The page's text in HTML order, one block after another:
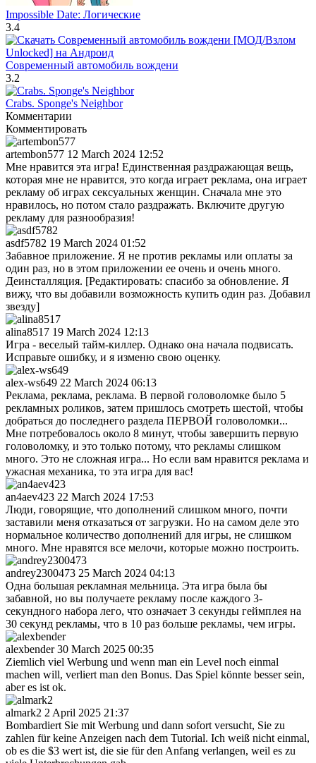
Impossible Date: Логические
3.4
Современный автомобиль вождени
3.2
Crabs. Sponge's Neighbor
Комментарии
Комментировать
artembon577 12 March 2024 12:52
Мне нравится эта игра! Единственная раздражающая вещь,
которая мне не нравится, это когда играет реклама, она играет
рекламу об играх сексуальных женщин. Сначала мне это
нравилось, но потом стало раздражать. Включите другую
рекламу для разнообразия!
asdf5782 19 March 2024 01:52
Забавное приложение. Я не против рекламы или оплаты за
один раз, но в этом приложении ее очень и очень много.
Деинсталляция. [Редактировать: спасибо за обновление. Я
вижу, что вы добавили возможность купить один раз. Добавил
звезду]
alina8517 19 March 2024 12:13
Игра - веселый тайм-киллер. Однако она начала подвисать.
Исправьте ошибку, и я изменю свою оценку.
alex-ws649 22 March 2024 06:13
Реклама, реклама, реклама. В первой головоломке было 5
рекламных роликов, затем пришлось смотреть шестой, чтобы
добраться до последнего раздела ПЕРВОЙ головоломки...
Мне потребовалось около 8 минут, чтобы завершить первую
головоломку, и это только потому, что рекламы слишком
много. Это не сложная игра... Но если вам нравится реклама и
ужасная механика, то эта игра для вас!
an4aev423 22 March 2024 17:53
Люди, говорящие, что дополнений слишком много, почти
заставили меня отказаться от загрузки. Но на самом деле это
нормальное количество дополнений для игры, не слишком
много. Мне нравятся все мелочи, которые можно построить.
andrey2300473 25 March 2024 04:13
Одна большая рекламная мельница. Эта игра была бы
забавной, но вы получаете рекламу после каждого 3-
секундного набора лего, что означает 3 секунды геймплея на
30 секунд рекламы, что в 10 раз больше рекламы, чем игры.
alexbender 30 March 2025 00:35
Ziemlich viel Werbung und wenn man ein Level noch einmal
machen will, verliert man den Bonus. Das Spiel könnte besser sein,
aber es ist ok.
almark2 2 April 2025 21:37
Bombardiert Sie mit Werbung und dann sofort versucht, Sie zu
zahlen für keine Anzeigen nach dem Tutorial. Ich weiß nicht einmal,
ob es die $3 wert ist, die sie für den Anfang verlangen, weil es zu